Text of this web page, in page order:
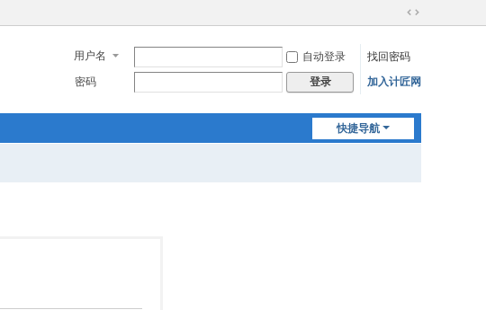
切
到
宽
用户名 自动登录
找回密码
密码
登录 加入计匠网
快捷导航